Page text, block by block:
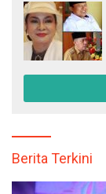
Berita Terkini